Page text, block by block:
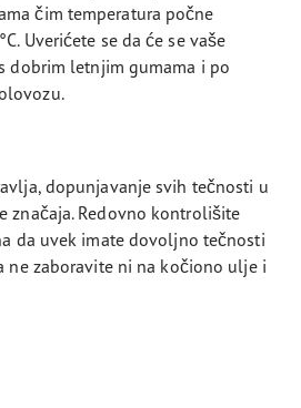
čim temperatura počne
Uverićete se da će se vaše
dobrim letnjim gumama i po
dopunjavanje svih tečnosti u
značaja. Redovno kontrolišite
da uvek imate dovoljno tečnosti
ne zaboravite ni na kočiono ulje i